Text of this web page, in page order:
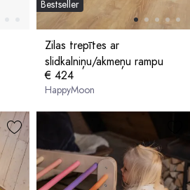
Bestseller
Zilas trepītes ar
slidkalniņu/akmeņu rampu
€ 424
HappyMoon